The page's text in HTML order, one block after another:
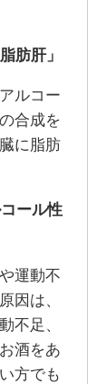
肪肝」
ルコー
合成を
に脂肪
ール性
運動不
因は、
不足、
酒をあ
方でも